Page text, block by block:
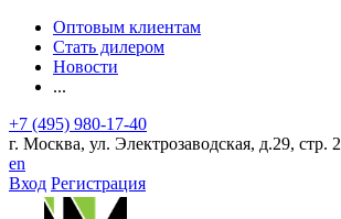
Оптовым клиентам
Стать дилером
Новости
...
+7 (495) 980-17-40
г. Москва, ул. Электрозаводская, д.29, стр. 2
en
Вход Регистрация